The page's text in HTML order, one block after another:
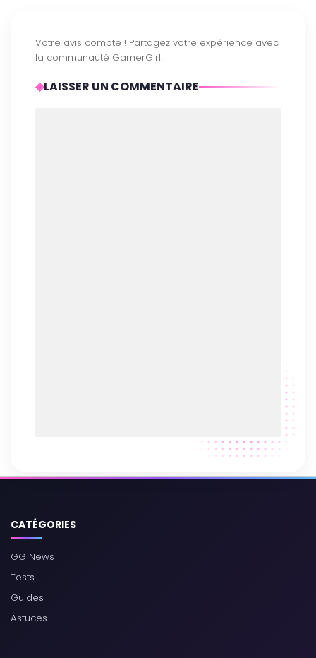
LAISSER UN COMMENTAIRE
CATÉGORIES
GG News
Tests
Guides
Astuces